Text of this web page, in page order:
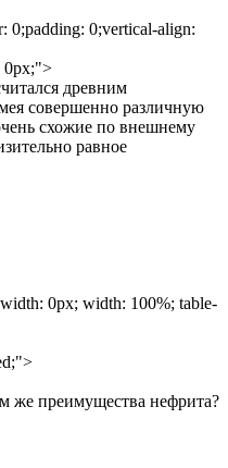
0;padding: 0;vertical-align:
0px;">
древним
совершенно различную
схожие по внешнему
равное
0px; width: 100%; table-
же преимущества нефрита?